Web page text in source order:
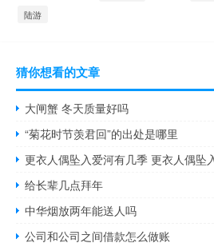
陆游
猜你想看的文章
大闸蟹 冬天质量好吗
“菊花时节羡君回”的出处是哪里
更衣人偶坠入爱河有几季 更衣人偶坠
给长辈几点拜年
中华烟放两年能送人吗
公司和公司之间借款怎么做账